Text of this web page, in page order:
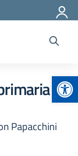
Papacchini